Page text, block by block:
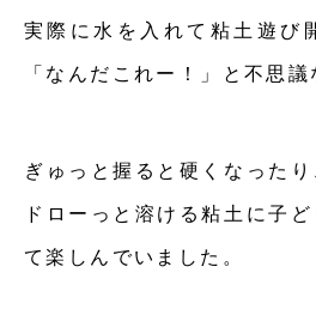
実際に水を入れて粘土遊び
「なんだこれー！」と不思議
ぎゅっと握ると硬くなった
ドローっと溶ける粘土に子
て楽しんでいました。